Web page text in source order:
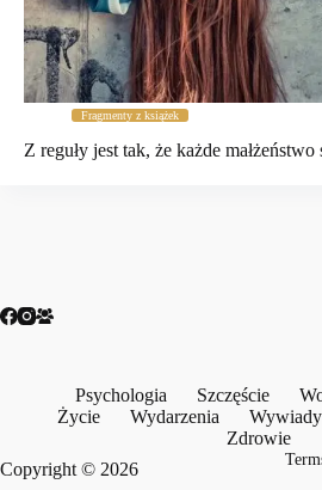
Fragmenty z książek
Z reguły jest tak, że każde
Psychologia Szczęście
Życie
Wydarzenia Wywiady
Zdrowie
Copyright © 2026